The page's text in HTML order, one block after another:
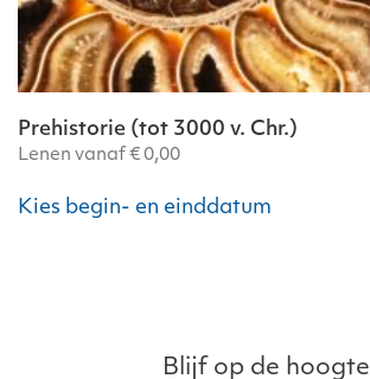
Prehistorie (tot 3000 v. Chr.)
Lenen vanaf € 0,00
Kies begin- en einddatum
optie
Blijf op de hoogte